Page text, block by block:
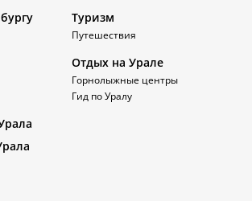
Туризм
Путешествия
Отдых на Урале
Горнолыжные центры
Гид по Уралу